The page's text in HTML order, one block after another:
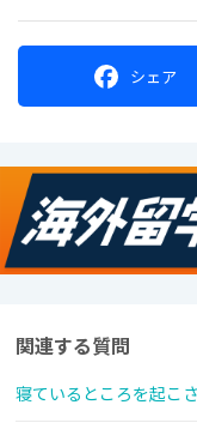
シェア
関連する質問
寝ているところを起こ